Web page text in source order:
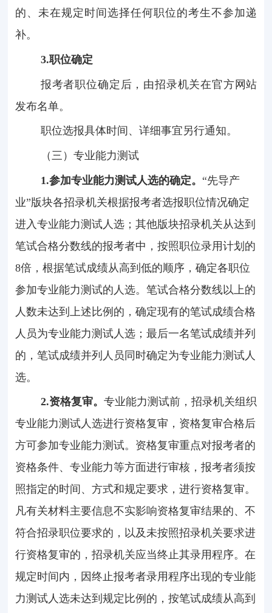
的、未在规定时间选择任何职位的考生不参加递
补。
3.职位确定
报考者职位确定后，由招录机关在官方网站
发布名单。
职位选报具体时间、详细事宜另行通知。
（三）专业能力测试
1.参加专业能力测试人选的确定。 “先导产
业”版块各招录机关根据报考者选报职位情况确定
进入专业能力测试人选；其他版块招录机关从达到
笔试合格分数线的报考者中，按照职位录用计划的
8倍，根据笔试成绩从高到低的顺序，确定各职位
参加专业能力测试的人选。笔试合格分数线以上的
人数未达到上述比例的，确定现有的笔试成绩合格
人员为专业能力测试人选；最后一名笔试成绩并列
的，笔试成绩并列人员同时确定为专业能力测试人
选。
2.资格复审。专业能力测试前，招录机关组织
专业能力测试人选进行资格复审，资格复审合格后
方可参加专业能力测试。资格复审重点对报考者的
资格条件、专业能力等方面进行审核，报考者须按
照指定的时间、方式和规定要求，进行资格复审。
凡有关材料主要信息不实影响资格复审结果的、不
符合招录职位要求的，以及未按照招录机关要求进
行资格复审的，招录机关应当终止其录用程序。在
规定时间内，因终止报考者录用程序出现的专业能
力测试人选未达到规定比例的，按笔试成绩从高到